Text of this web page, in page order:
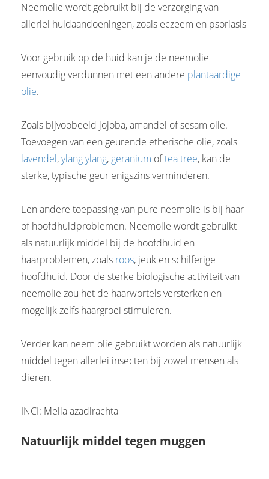
Neemolie wordt gebruikt bij de verzorging van
allerlei huidaandoeningen, zoals eczeem en psoriasis
Voor gebruik op de huid kan je de neemolie
eenvoudig verdunnen met een andere plantaardige
olie.
Zoals bijvoobeeld jojoba, amandel of sesam olie.
Toevoegen van een geurende etherische olie, zoals
lavendel,ylang ylang, geranium oftea tree, kan de
sterke, typische geur enigszins verminderen.
Een andere toepassing van pure neemolie is bij haar-
of hoofdhuidproblemen. Neemolie wordt gebruikt
als natuurlijk middel bij de hoofdhuid en
haarproblemen, zoals roos, jeuk en schilferige
hoofdhuid. Door de sterke biologische activiteit van
neemolie zou het de haarwortels versterken en
mogelijk zelfs haargroei stimuleren.
Verder kan neem olie gebruikt worden als natuurlijk
middel tegen allerlei insecten bij zowel mensen als
dieren.
INCI: Melia azadirachta
Natuurlijk middel tegen muggen